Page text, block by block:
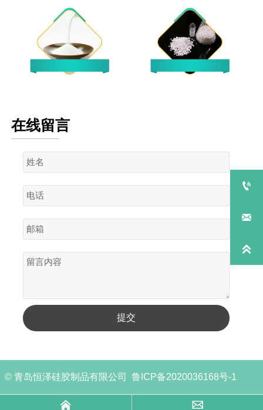
在线留言
提交
© 青岛恒泽硅胶制品有限公司 鲁ICP备2020036168号-1
 


